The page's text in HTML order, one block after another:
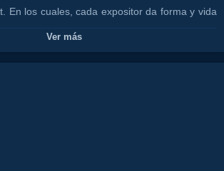
En los cuales, cada expositor da forma y vida
Ver más